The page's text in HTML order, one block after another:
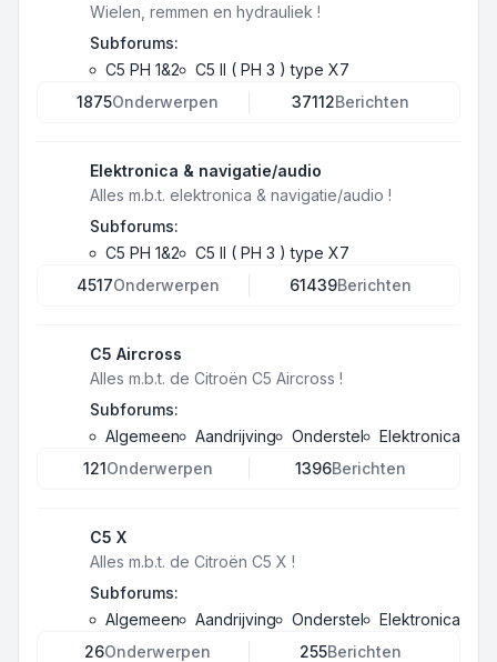
Wielen, remmen en hydrauliek !
Subforums:
C5 PH 1&2
C5 II ( PH 3 ) type X7
1875Onderwerpen 37112Berichten
Elektronica & navigatie/audio
Alles m.b.t. elektronica & navigatie/audio !
Subforums:
C5 PH 1&2
C5 II ( PH 3 ) type X7
4517Onderwerpen 61439Berichten
C5 Aircross
Alles m.b.t. de Citroën C5 Aircross !
Subforums:
Algemeen
Aandrijving Onderstel
Elektronica
121Onderwerpen 1396Berichten
C5 X
Alles m.b.t. de Citroën C5 X !
Subforums:
Algemeen
Aandrijving Onderstel
Elektronica
26Onderwerpen 255Berichten